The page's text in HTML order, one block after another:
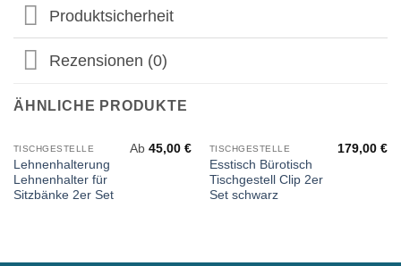
Produktsicherheit
Rezensionen (0)
ÄHNLICHE PRODUKTE
TISCHGESTELLE
Lehnenhalterung
Lehnenhalter für
Sitzbänke 2er Set
Ab45,00€ TISCHGESTELLE
Esstisch Bürotisch
Tischgestell Clip 2er
Set schwarz
179,00€